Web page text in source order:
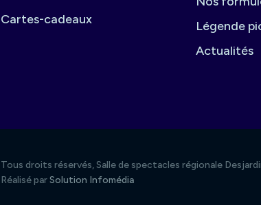
Cartes-cadeaux
Légende
Actualités
Tous droits réservés, Salle de spectacles régionale
Réalisé parSolution Infomédia